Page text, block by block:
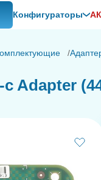
Конфигураторы
Adapter